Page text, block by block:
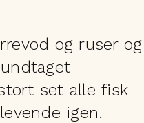
og ruser og
set alle fisk
igen.